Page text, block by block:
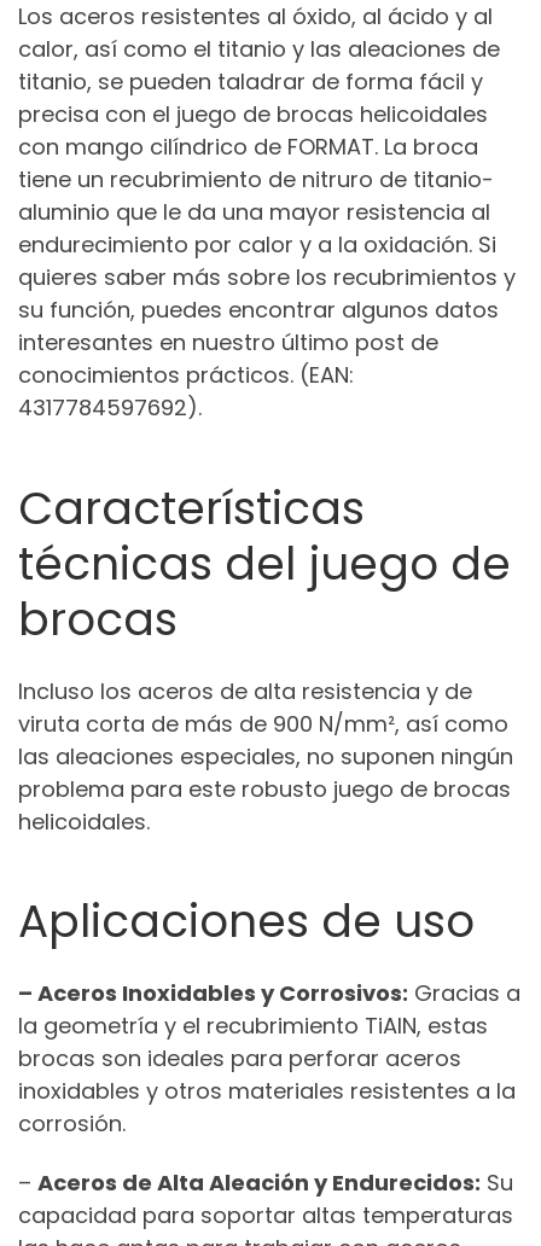
Los aceros resistentes al óxido, al ácido y al
calor, así como el titanio y las aleaciones de
titanio, se pueden taladrar de forma fácil y
precisa con el juego de brocas helicoidales
con mango cilíndrico de FORMAT. La broca
tiene un recubrimiento de nitruro de titanio-
aluminio que le da una mayor resistencia al
endurecimiento por calor y a la oxidación. Si
quieres saber más sobre los recubrimientos y
su función, puedes encontrar algunos datos
interesantes en nuestro último post de
conocimientos prácticos. (EAN:
4317784597692).
Características
técnicas del juego de
brocas
Incluso los aceros de alta resistencia y de
viruta corta de más de 900 N/mm², así como
las aleaciones especiales, no suponen ningún
problema para este robusto juego de brocas
helicoidales.
Aplicaciones de uso
– Aceros Inoxidables y Corrosivos: Gracias a
la geometría y el recubrimiento TiAlN, estas
brocas son ideales para perforar aceros
inoxidables y otros materiales resistentes a la
corrosión.
– Aceros de Alta Aleación y Endurecidos: Su
capacidad para soportar altas temperaturas